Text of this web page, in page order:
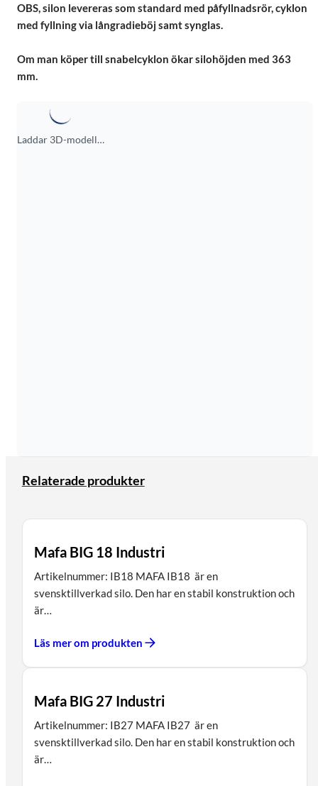
OBS, silon levereras som standard med påfyllnadsrör, cyklon
med fyllning via långradieböj samt synglas.
Om man köper till snabelcyklon ökar silohöjden med 363
mm.
Laddar 3D-modell…
Relaterade produkter
Mafa BIG 18 Industri
Artikelnummer: IB18 MAFA IB18 är en
svensktillverkad silo. Den har en stabil konstruktion och
är…
Läs mer om produkten
Mafa BIG 27 Industri
Artikelnummer: IB27 MAFA IB27 är en
svensktillverkad silo. Den har en stabil konstruktion och
är…